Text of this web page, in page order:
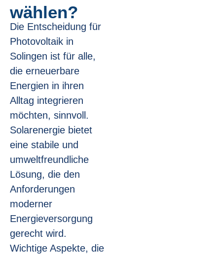
wählen?
Die Entscheidung für
Photovoltaik in
Solingen ist für alle,
die erneuerbare
Energien in ihren
Alltag integrieren
möchten, sinnvoll.
Solarenergie bietet
eine stabile und
umweltfreundliche
Lösung, die den
Anforderungen
moderner
Energieversorgung
gerecht wird.
Wichtige Aspekte, die